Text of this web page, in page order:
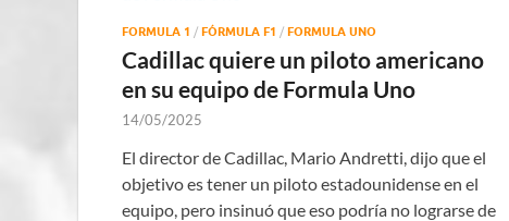
FORMULA 1 / FÓRMULA F1 / FORMULA UNO
Cadillac quiere un piloto americano
en su equipo de Formula Uno
14/05/2025
El director de Cadillac, Mario Andretti, dijo que el
objetivo es tener un piloto estadounidense en el
equipo, pero insinuó que eso podría no lograrse de